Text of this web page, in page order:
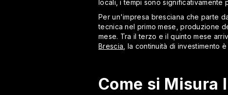
locali, i tempi sono significativamente
Per un'impresa bresciana che parte
tecnica nel primo mese, produzione
mese. Tra il terzo e il quinto mese
Brescia , la continuità di investimento
Come si Misura